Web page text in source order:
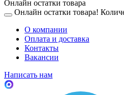
Онлайн остатки товара
Онлайн остатки товара!
О компании
Оплата и доставка
Контакты
Вакансии
Написать нам